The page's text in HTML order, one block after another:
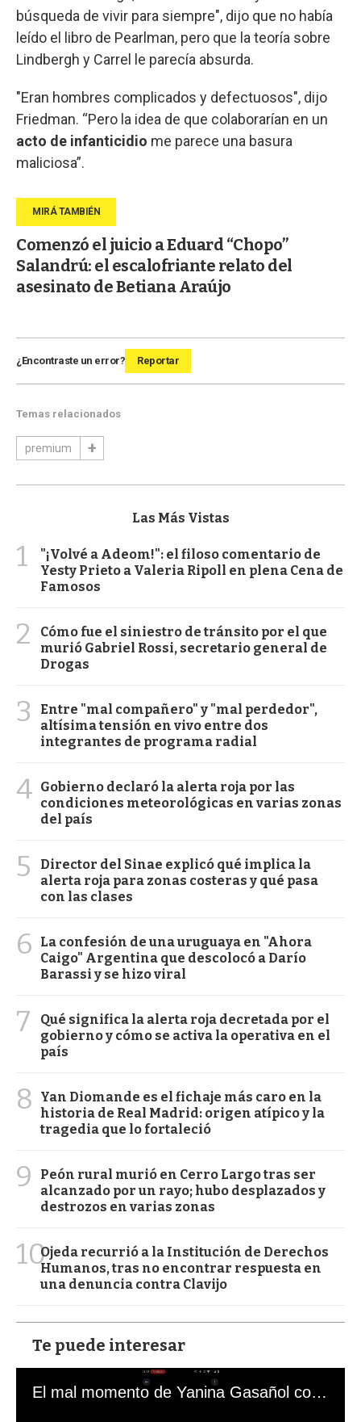
búsqueda de vivir para siempre", dijo que no había
leído el libro de Pearlman, pero que la teoría sobre
Lindbergh y Carrel le parecía absurda.
"Eran hombres complicados y defectuosos", dijo
Friedman. “Pero la idea de que colaborarían en un
acto de infanticidio me parece una basura
maliciosa”.
Comenzó el juicio a Eduard “Chopo”
Salandrú: el escalofriante relato del
asesinato de Betiana Araújo
¿Encontraste un error? Reportar
Temas relacionados
premium
Las Más Vistas
1
"¡Volvé a Adeom!": el filoso comentario de
Yesty Prieto a Valeria Ripoll en plena Cena de
Famosos
2
Cómo fue el siniestro de tránsito por el que
murió Gabriel Rossi, secretario general de
Drogas
3
Entre "mal compañero" y "mal perdedor",
altísima tensión en vivo entre dos
integrantes de programa radial
4 Gobierno declaró la alerta roja por las
condiciones meteorológicas en varias zonas
del país
5
Director del Sinae explicó qué implica la
alerta roja para zonas costeras y qué pasa
con las clases
6
La confesión de una uruguaya en "Ahora
Caigo" Argentina que descolocó a Darío
Barassi y se hizo viral
7
Qué significa la alerta roja decretada por el
gobierno y cómo se activa la operativa en el
país
8
Yan Diomande es el fichaje más caro en la
historia de Real Madrid: origen atípico y la
tragedia que lo fortaleció
9
Peón rural murió en Cerro Largo tras ser
alcanzado por un rayo; hubo desplazados y
destrozos en varias zonas
10Ojeda recurrió a la Institución de Derechos
Humanos, tras no encontrar respuesta en
una denuncia contra Clavijo
Te puede interesar
El mal momento de Yanina Gasañol con un hincha argentino en "Subrayado"